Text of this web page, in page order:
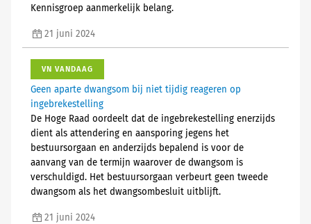
Kennisgroep aanmerkelijk belang.
21 juni 2024
VN VANDAAG
Geen aparte dwangsom bij niet tijdig reageren op
ingebrekestelling
De Hoge Raad oordeelt dat de ingebrekestelling enerzijds
dient als attendering en aansporing jegens het
bestuursorgaan en anderzijds bepalend is voor de
aanvang van de termijn waarover de dwangsom is
verschuldigd. Het bestuursorgaan verbeurt geen tweede
dwangsom als het dwangsombesluit uitblijft.
21 juni 2024